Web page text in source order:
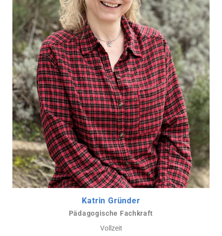
Katrin Gründer
Pädagogische Fachkraft
Vollzeit